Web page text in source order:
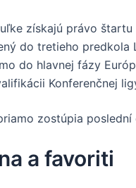
získajú právo
do tretieho predkola
do hlavnej fázy
Konferenčnej
zostúpia
a favoriti